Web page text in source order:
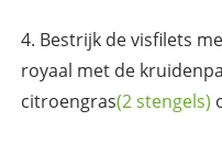
Bestrijk de visfilets
royaal met de
citroengras(2 stengels)